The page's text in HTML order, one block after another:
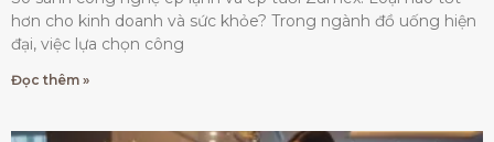
hơn cho kinh doanh và sức khỏe? Trong ngành đồ uống hiện
đại, việc lựa chọn công
Đọc thêm »